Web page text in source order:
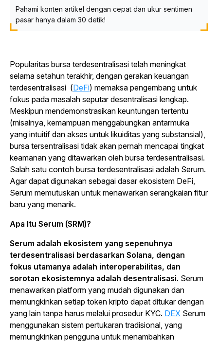
Pahami konten artikel dengan cepat dan ukur sentimen
pasar hanya dalam 30 detik!
Popularitas bursa terdesentralisasi telah meningkat
selama setahun terakhir, dengan gerakan keuangan
terdesentralisasi (DeFi) memaksa pengembang untuk
fokus pada masalah seputar desentralisasi lengkap.
Meskipun mendemonstrasikan keuntungan tertentu
(misalnya, kemampuan menggabungkan antarmuka
yang intuitif dan akses untuk likuiditas yang substansial),
bursa tersentralisasi tidak akan pernah mencapai tingkat
keamanan yang ditawarkan oleh bursa terdesentralisasi.
Salah satu contoh bursa terdesentralisasi adalah Serum.
Agar dapat digunakan sebagai dasar ekosistem DeFi,
Serum memutuskan untuk menawarkan serangkaian fitur
baru yang menarik.
Apa Itu Serum (SRM)?
Serum adalah ekosistem yang sepenuhnya
terdesentralisasi berdasarkan Solana, dengan
fokus utamanya adalah interoperabilitas, dan
sorotan ekosistemnya adalah desentralisasi. Serum
menawarkan platform yang mudah digunakan dan
memungkinkan setiap token kripto dapat ditukar dengan
yang lain tanpa harus melalui prosedur KYC. DEX Serum
menggunakan sistem pertukaran tradisional, yang
memungkinkan pengguna untuk menambahkan